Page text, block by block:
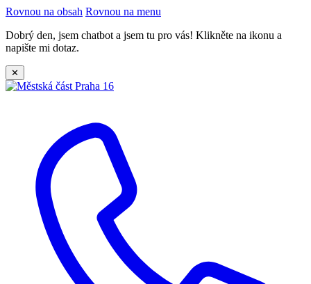
Rovnou na obsah Rovnou na menu
Dobrý den, jsem chatbot a jsem tu pro vás! Klikněte na ikonu a
napište mi dotaz.
✕